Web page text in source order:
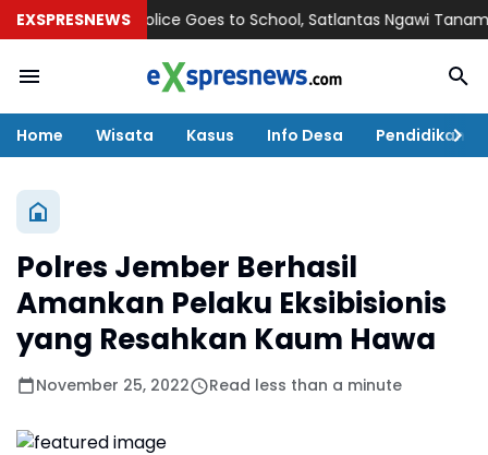
EXSPRESNEWSPolice Goes to School, Satlantas Ngawi Tanamkan
Home Wisata Kasus Info Desa Pendidikan
Polres Jember Berhasil
Amankan Pelaku Eksibisionis
yang Resahkan Kaum Hawa
November 25, 2022 Read less than a minute